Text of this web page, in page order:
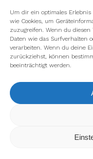
Um dir ein optimales
wie Cookies, um
zuzugreifen. Wenn du
Daten wie das Surfverhalten
verarbeiten. Wenn du deine
zurückziehst, können
beeinträchtigt werden.
Wir verwenden Cookies,
verwenden oder sie